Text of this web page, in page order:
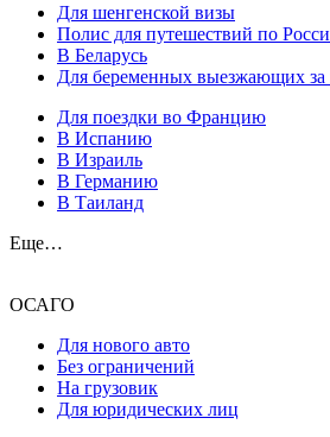
Для шенгенской визы
Полис для путешествий по
В Беларусь
Для беременных выезжающих за
Для поездки во Францию
В Испанию
В Израиль
В Германию
В Таиланд
Еще…
ОСАГО
Для нового авто
Без ограничений
На грузовик
Для юридических лиц